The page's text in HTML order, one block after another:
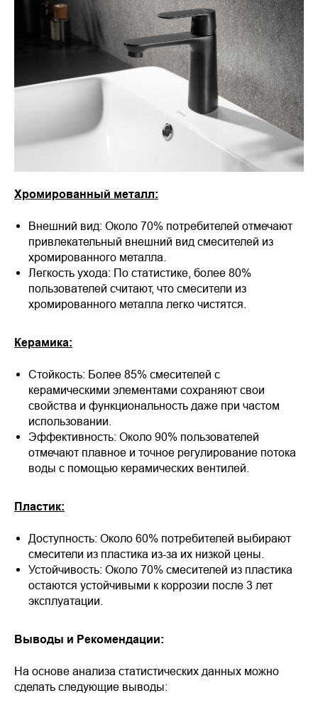
Хромированный металл:
Внешний вид: Около 70% потребителей отмечают
привлекательный внешний вид смесителей из
хромированного металла.
Легкость ухода: По статистике, более 80%
пользователей считают, что смесители из
хромированного металла легко чистятся.
Керамика:
Стойкость: Более 85% смесителей с
керамическими элементами сохраняют свои
свойства и функциональность даже при частом
использовании.
Эффективность: Около 90% пользователей
отмечают плавное и точное регулирование потока
воды с помощью керамических вентилей.
Пластик:
Доступность: Около 60% потребителей выбирают
смесители из пластика из-за их низкой цены.
Устойчивость: Около 70% смесителей из пластика
остаются устойчивыми к коррозии после 3 лет
эксплуатации.
Выводы и Рекомендации:
На основе анализа статистических данных можно
сделать следующие выводы: